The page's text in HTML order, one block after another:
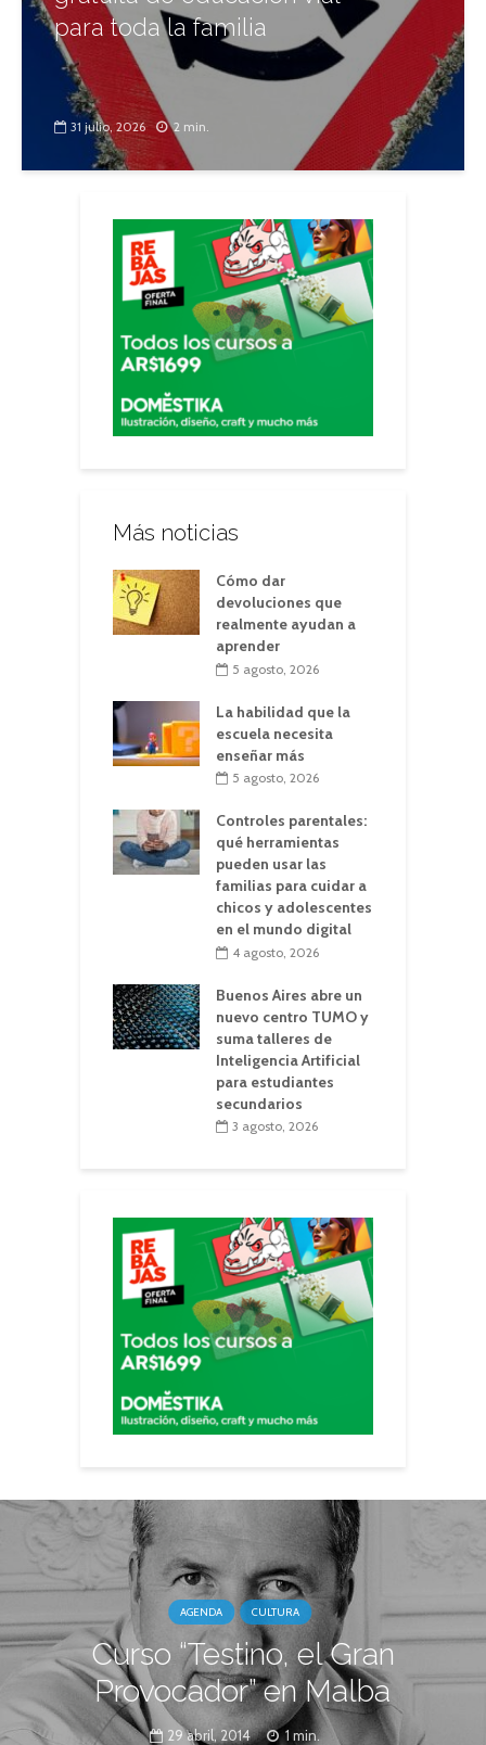
para toda la familia
31 julio, 2026 2 min.
Más noticias
Cómo dar
devoluciones que
realmente ayudan a
aprender
5 agosto, 2026
La habilidad que la
escuela necesita
enseñar más
5 agosto, 2026
Controles parentales:
qué herramientas
pueden usar las
familias para cuidar a
chicos y adolescentes
en el mundo digital
4 agosto, 2026
Buenos Aires abre un
nuevo centro TUMO y
suma talleres de
Inteligencia Artificial
para estudiantes
secundarios
3 agosto, 2026
AGENDA CULTURA
Curso “Testino, el Gran
Provocador” en Malba
29 abril, 2014 1 min.